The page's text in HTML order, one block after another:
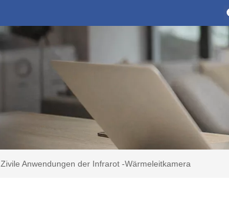
Zivile Anwendungen der Infrarot -Wärmeleitkamera